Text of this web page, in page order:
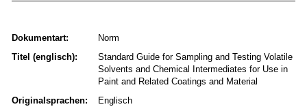
Dokumentart:
Norm
Titel (englisch):
Standard Guide for Sampling and Testing Volatile
Solvents and Chemical Intermediates for Use in
Paint and Related Coatings and Material
Originalsprachen:
Englisch